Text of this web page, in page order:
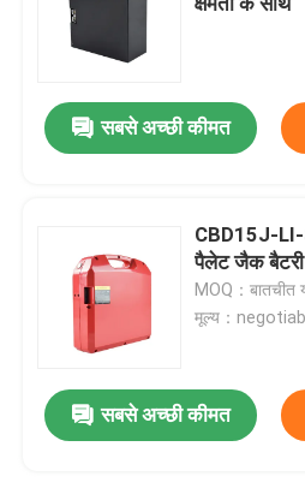
उत्पादों
हमारे बारे में
कारखाना भ्रमण
सबसे अच्छी कीमत
CBD15J-LI-
पैलेट जैक
MOQ：बातचीत
मूल्य：
सबसे अच्छी कीमत